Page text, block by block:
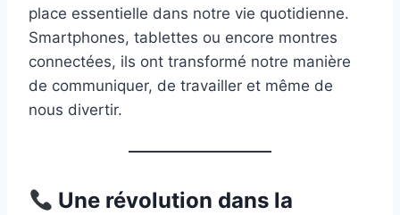
place essentielle dans notre vie quotidienne.
Smartphones, tablettes ou encore montres
connectées, ils ont transformé notre manière
de communiquer, de travailler et même de
nous divertir.
Une révolution dans la